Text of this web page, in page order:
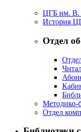
ЦГБ им. В.
История
Отдел
Методико-
Отдел